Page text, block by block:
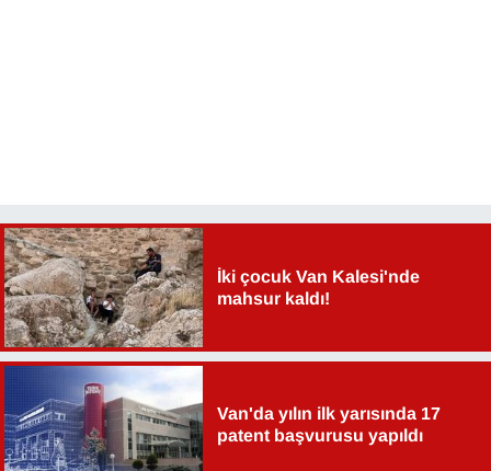
İki çocuk Van Kalesi'nde
mahsur kaldı!
Van'da yılın ilk yarısında 17
patent başvurusu yapıldı
SPOR
TEBRİK
TEKNOLOJİ
Turizm